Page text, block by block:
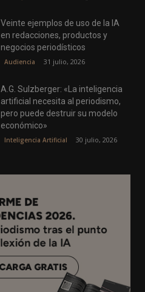
Veinte ejemplos de uso de la IA
en redacciones, productos y
negocios periodísticos
Audiencia 31 julio, 2026
A.G. Sulzberger: «La inteligencia
artificial necesita al periodismo,
pero puede destruir su modelo
económico»
Inteligencia Artificial 30 julio, 2026